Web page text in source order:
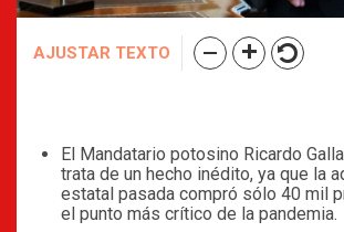
AJUSTAR TEXTO
El Mandatario potosino Ricardo
trata de un hecho inédito, ya que la
estatal pasada compró sólo 40 mil
el punto más crítico de la pandemia.